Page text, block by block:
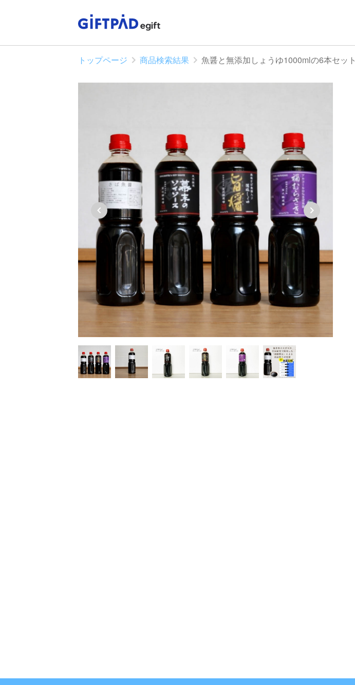
トップページ 商品検索結果 魚醤と無添加しょうゆ1000mlの6本セット